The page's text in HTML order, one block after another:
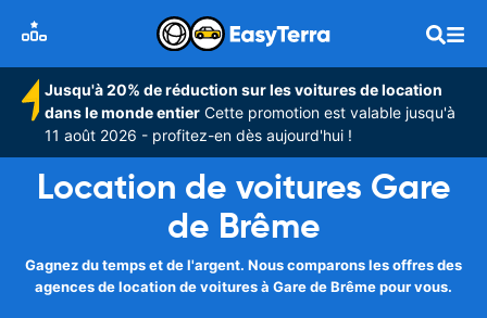
Jusqu'à 20% de réduction sur les voitures de location
dans le monde entier Cette promotion est valable jusqu'à
11 août 2026 - profitez-en dès aujourd'hui !
Location de voitures Gare
de Brême
Gagnez du temps et de l'argent. Nous comparons les offres des
agences de location de voitures à Gare de Brême pour vous.